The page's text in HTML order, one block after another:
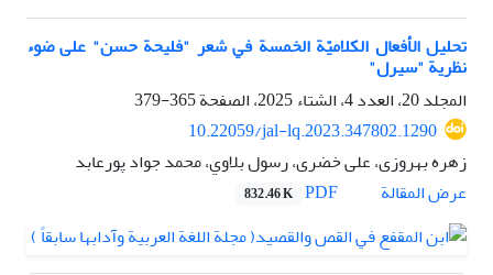
تحليل الأفعال الكلاميّة الخمسة في شعر "فليحة حسن" علی ضوء
نظرية "سيرل"
المجلد 20، العدد 4، الشتاء 2025، الصفحة
365-379
10.22059/jal-lq.2023.347802.1290
زهره بهروزی، علی خضری، رسول بلاوي، محمد جواد پورعابد
عرض المقالة
832.46 K